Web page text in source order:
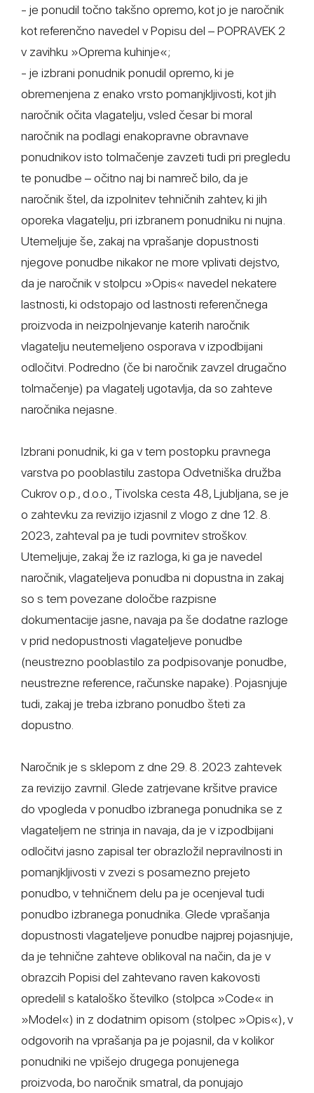
- je ponudil točno takšno opremo, kot jo je naročnik
kot referenčno navedel v Popisu del – POPRAVEK 2
v zavihku »Oprema kuhinje«;
- je izbrani ponudnik ponudil opremo, ki je
obremenjena z enako vrsto pomanjkljivosti, kot jih
naročnik očita vlagatelju, vsled česar bi moral
naročnik na podlagi enakopravne obravnave
ponudnikov isto tolmačenje zavzeti tudi pri pregledu
te ponudbe – očitno naj bi namreč bilo, da je
naročnik štel, da izpolnitev tehničnih zahtev, ki jih
oporeka vlagatelju, pri izbranem ponudniku ni nujna.
Utemeljuje še, zakaj na vprašanje dopustnosti
njegove ponudbe nikakor ne more vplivati dejstvo,
da je naročnik v stolpcu »Opis« navedel nekatere
lastnosti, ki odstopajo od lastnosti referenčnega
proizvoda in neizpolnjevanje katerih naročnik
vlagatelju neutemeljeno osporava v izpodbijani
odločitvi. Podredno (če bi naročnik zavzel drugačno
tolmačenje) pa vlagatelj ugotavlja, da so zahteve
naročnika nejasne.
Izbrani ponudnik, ki ga v tem postopku pravnega
varstva po pooblastilu zastopa Odvetniška družba
Cukrov o.p., d.o.o., Tivolska cesta 48, Ljubljana, se je
o zahtevku za revizijo izjasnil z vlogo z dne 12. 8.
2023, zahteval pa je tudi povrnitev stroškov.
Utemeljuje, zakaj že iz razloga, ki ga je navedel
naročnik, vlagateljeva ponudba ni dopustna in zakaj
so s tem povezane določbe razpisne
dokumentacije jasne, navaja pa še dodatne razloge
v prid nedopustnosti vlagateljeve ponudbe
(neustrezno pooblastilo za podpisovanje ponudbe,
neustrezne reference, računske napake). Pojasnjuje
tudi, zakaj je treba izbrano ponudbo šteti za
dopustno.
Naročnik je s sklepom z dne 29. 8. 2023 zahtevek
za revizijo zavrnil. Glede zatrjevane kršitve pravice
do vpogleda v ponudbo izbranega ponudnika se z
vlagateljem ne strinja in navaja, da je v izpodbijani
odločitvi jasno zapisal ter obrazložil nepravilnosti in
pomanjkljivosti v zvezi s posamezno prejeto
ponudbo, v tehničnem delu pa je ocenjeval tudi
ponudbo izbranega ponudnika. Glede vprašanja
dopustnosti vlagateljeve ponudbe najprej pojasnjuje,
da je tehnične zahteve oblikoval na način, da je v
obrazcih Popisi del zahtevano raven kakovosti
opredelil s kataloško številko (stolpca »Code« in
»Model«) in z dodatnim opisom (stolpec »Opis«), v
odgovorih na vprašanja pa je pojasnil, da v kolikor
ponudniki ne vpišejo drugega ponujenega
proizvoda, bo naročnik smatral, da ponujajo